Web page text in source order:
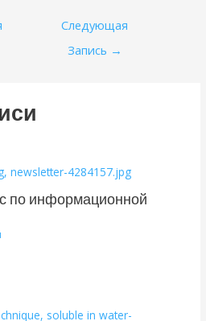
Следующая
Запись →
по информационной